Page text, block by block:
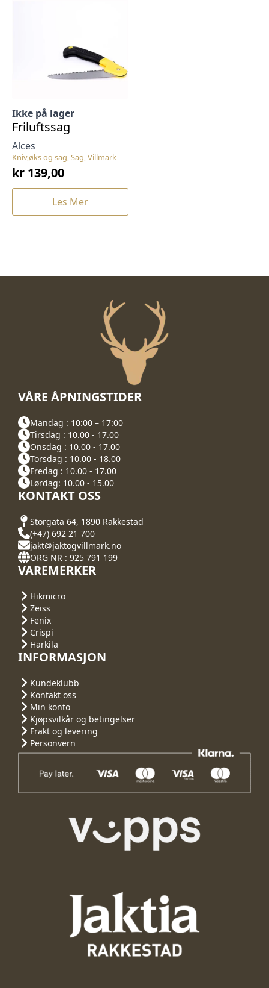
Kniv,øks og sag, Sag, Villmark
Alces
Ikke på lager
Friluftssag
kr 139,00
Les Mer
VÅRE ÅPNINGSTIDER
Mandag : 10:00 – 17:00
Tirsdag : 10.00 - 17.00
Onsdag : 10.00 - 17.00
Torsdag : 10.00 - 18.00
Fredag : 10.00 - 17.00
Lørdag: 10.00 - 15.00
KONTAKT OSS
Storgata 64, 1890 Rakkestad
(+47) 692 21 700
jakt@jaktogvillmark.no
ORG NR : 925 791 199
VAREMERKER
Hikmicro
Zeiss
Fenix
Crispi
Harkila
INFORMASJON
Kundeklubb
Kontakt oss
Min konto
Kjøpsvilkår og betingelser
Frakt og levering
Personvern